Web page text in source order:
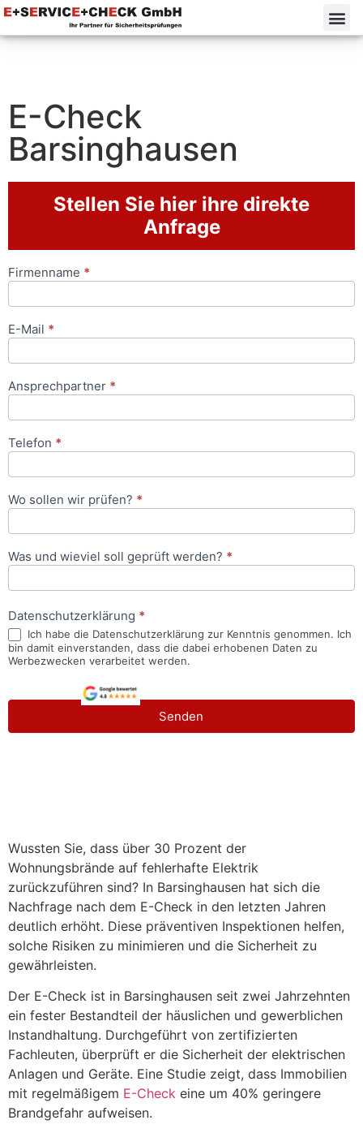
E-Check
Barsinghausen
Stellen Sie hier ihre direkte
Anfrage
Anfrageformular
Firmenname *
E-Mail *
Ansprechpartner *
Telefon *
Wo sollen wir prüfen? *
Was und wieviel soll geprüft werden? *
Datenschutzerklärung *
Ich habe die Datenschutzerklärung zur Kenntnis genommen. Ich
bin damit einverstanden, dass die dabei erhobenen Daten zu
Werbezwecken verarbeitet werden.
Senden
Wussten Sie, dass über 30 Prozent der
Wohnungsbrände auf fehlerhafte Elektrik
zurückzuführen sind? In Barsinghausen hat sich die
Nachfrage nach dem E-Check in den letzten Jahren
deutlich erhöht. Diese präventiven Inspektionen helfen,
solche Risiken zu minimieren und die Sicherheit zu
gewährleisten.
Der E-Check ist in Barsinghausen seit zwei Jahrzehnten
ein fester Bestandteil der häuslichen und gewerblichen
Instandhaltung. Durchgeführt von zertifizierten
Fachleuten, überprüft er die Sicherheit der elektrischen
Anlagen und Geräte. Eine Studie zeigt, dass Immobilien
mit regelmäßigem E-Check eine um 40% geringere
Brandgefahr aufweisen.